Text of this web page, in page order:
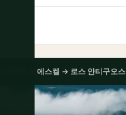
바로로체 → 에스켈 → 로스 안티구오스